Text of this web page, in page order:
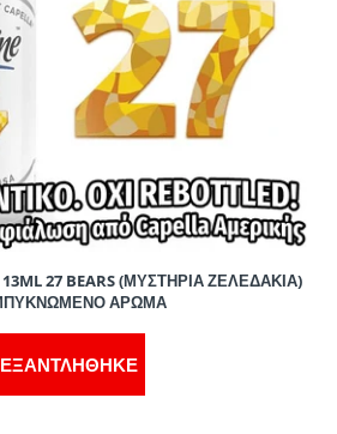
13ML 27 BEARS (ΜΥΣΤΗΡΙΑ ΖΕΛΕΔΑΚΙΑ)
ΑΡΩΜΑ
ΕΞΑΝΤΛΗΘΗΚΕ